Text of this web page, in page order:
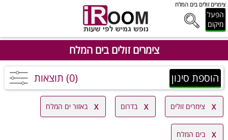
צימרים זולים בים המלח
הפעל
מיקום
צימרים זולים בים המלח
הוספת סינון (0) תוצאות
צימרים זולים בדרום באזור ים המלח
בים המלח